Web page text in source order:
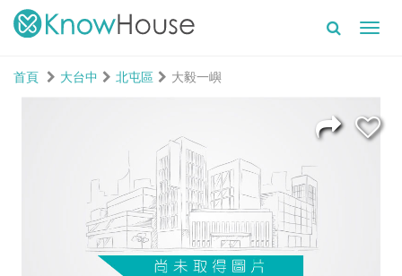
首頁
大台中 北屯區 大毅一嶼